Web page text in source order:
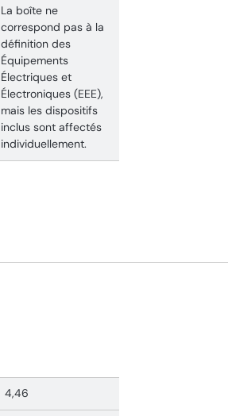
La boîte ne
correspond pas à la
définition des
Équipements
Électriques et
Électroniques (EEE),
mais les dispositifs
inclus sont affectés
individuellement.
4,46